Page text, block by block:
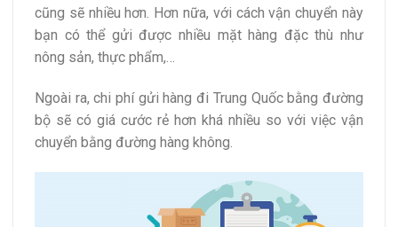
cũng sẽ nhiều hơn. Hơn nữa, với cách vận chuyển này
bạn có thể gửi được nhiều mặt hàng đặc thù như
nông sản, thực phẩm,…
Ngoài ra, chi phí gửi hàng đi Trung Quốc bằng đường
bộ sẽ có giá cước rẻ hơn khá nhiều so với việc vận
chuyển bằng đường hàng không.